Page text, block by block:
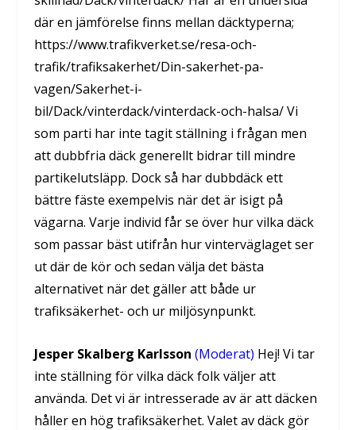
där en jämförelse finns mellan däcktyperna;
https://www.trafikverket.se/resa-och-
trafik/trafiksakerhet/Din-sakerhet-pa-
vagen/Sakerhet-i-
bil/Dack/vinterdack/vinterdack-och-halsa/ Vi
som parti har inte tagit ställning i frågan men
att dubbfria däck generellt bidrar till mindre
partikelutsläpp. Dock så har dubbdäck ett
bättre fäste exempelvis när det är isigt på
vägarna. Varje individ får se över hur vilka däck
som passar bäst utifrån hur vinterväglaget ser
ut där de kör och sedan välja det bästa
alternativet när det gäller att både ur
trafiksäkerhet- och ur miljösynpunkt.
Jesper Skalberg Karlsson (Moderat) Hej! Vi tar
inte ställning för vilka däck folk väljer att
använda. Det vi är intresserade av är att däcken
håller en hög trafiksäkerhet. Valet av däck gör